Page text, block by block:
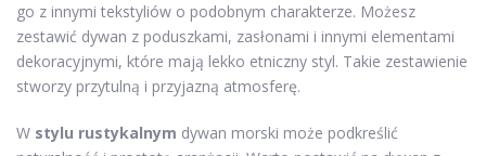
go z innymi tekstyliów o podobnym charakterze. Możesz
zestawić dywan z poduszkami, zasłonami i innymi elementami
dekoracyjnymi, które mają lekko etniczny styl. Takie zestawienie
stworzy przytulną i przyjazną atmosferę.
W stylu rustykalnym dywan morski może podkreślić